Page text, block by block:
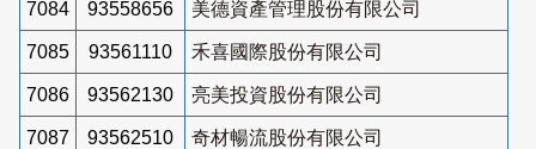
7084 93558656 美德資產管理股份有限公司
7085 93561110 禾喜國際股份有限公司
7086 93562130 亮美投資股份有限公司
7087 93562510 奇材暢流股份有限公司